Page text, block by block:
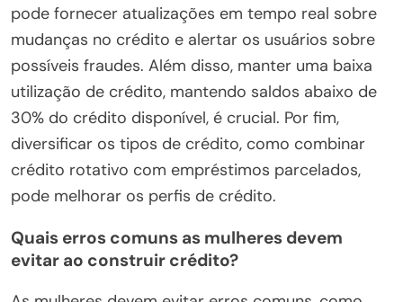
pode fornecer atualizações em tempo real sobre
mudanças no crédito e alertar os usuários sobre
possíveis fraudes. Além disso, manter uma baixa
utilização de crédito, mantendo saldos abaixo de
30% do crédito disponível, é crucial. Por fim,
diversificar os tipos de crédito, como combinar
crédito rotativo com empréstimos parcelados,
pode melhorar os perfis de crédito.
Quais erros comuns as mulheres devem
evitar ao construir crédito?